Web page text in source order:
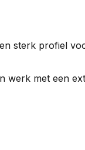
sterk profiel
met een